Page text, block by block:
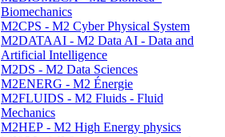
Biomechanics
M2CPS - M2 Cyber Physical System
M2DATAAI - M2 Data AI - Data and
Artificial Intelligence
M2DS - M2 Data Sciences
M2ENERG - M2 Énergie
M2FLUIDS - M2 Fluids - Fluid
Mechanics
M2HEP - M2 High Energy physics